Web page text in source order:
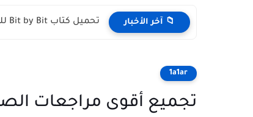
📁 آخر الأخبار تحميل كتاب Bit by Bit للصف الثالث الإعدادي الترم الأول...
1a1ar